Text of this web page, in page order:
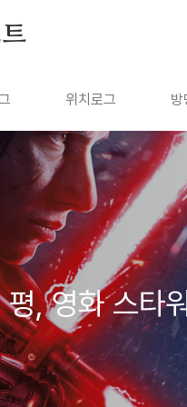
위치로그 방
, 영화 스타